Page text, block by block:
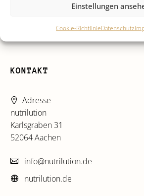
Einstellungen
Cookie-RichtlinieDatenschutz
KONTAKT
Adresse
nutrilution
Karlsgraben 31
52064 Aachen
info@nutrilution.de
nutrilution.de